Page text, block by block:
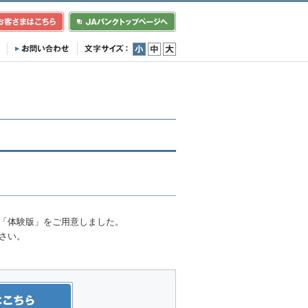
小 中 大
験版」をご用意しました。
い。